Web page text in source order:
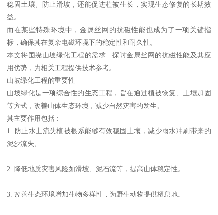
稳固土壤、防止滑坡，还能促进植被生长，实现生态修复的长期效
益。
而在某些特殊环境中，金属丝网的抗磁性能也成为了一项关键指
标，确保其在复杂电磁环境下的稳定性和耐久性。
本文将围绕山坡绿化工程的需求，探讨金属丝网的抗磁性能及其应
用优势，为相关工程提供技术参考。
山坡绿化工程的重要性
山坡绿化是一项综合性的生态工程，旨在通过植被恢复、土壤加固
等方式，改善山体生态环境，减少自然灾害的发生。
其主要作用包括：
1. 防止水土流失植被根系能够有效稳固土壤，减少雨水冲刷带来的
泥沙流失。
2. 降低地质灾害风险如滑坡、泥石流等，提高山体稳定性。
3. 改善生态环境增加生物多样性，为野生动物提供栖息地。